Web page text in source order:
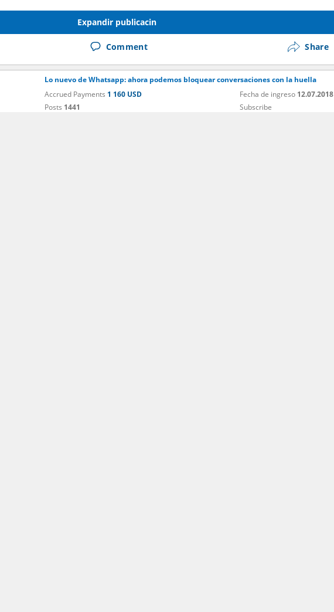
Expandir publicacin
Comment Share
Lo nuevo de Whatsapp: ahora podemos bloquear conversaciones con la huella
Accrued Payments 1 160 USD
Posts 1441
Fecha de ingreso 12.07.2018
Subscribe